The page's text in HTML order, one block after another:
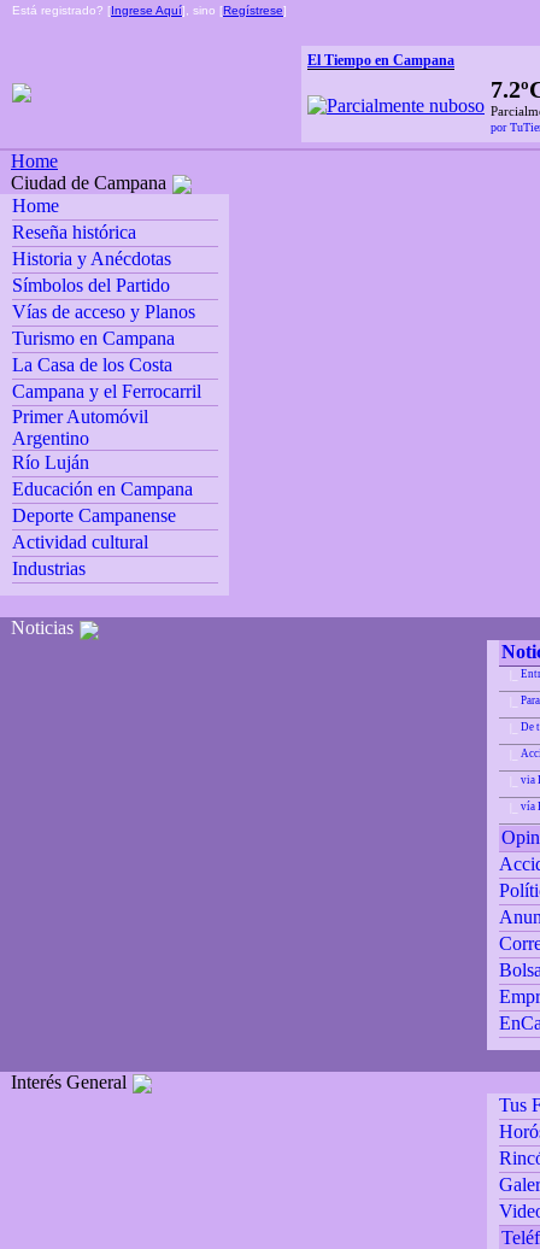
Está registrado? [Ingrese Aquí], sino [Regístrese]
El Tiempo en Campana
por
Home
Ciudad de Campana
Home
Reseña histórica
Historia y Anécdotas
Símbolos del Partido
Vías de acceso y Planos
Turismo en Campana
La Casa de los Costa
Campana y el Ferrocarril
Primer Automóvil
Argentino
Río Luján
Educación en Campana
Deporte Campanense
Actividad cultural
Industrias
Noticias
De
via
vía
Interés General
Tus